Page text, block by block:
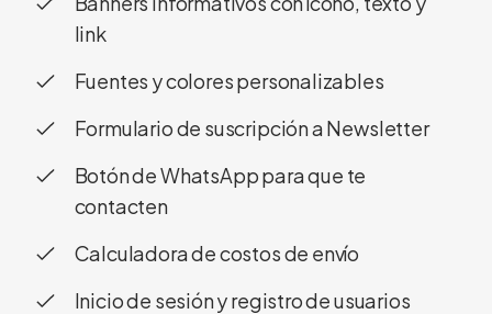
link
Fuentes y colores personalizables
Formulario de suscripción a Newsletter
Botón de WhatsApp para que te
contacten
Calculadora de costos de envío
Inicio de sesión y registro de usuarios